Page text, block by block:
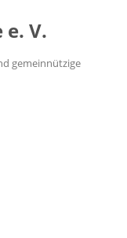
V.
gemeinnützige